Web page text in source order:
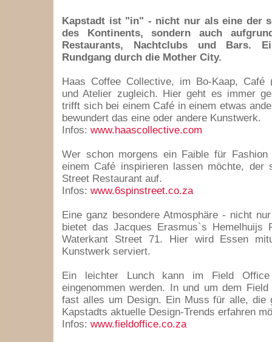
Kapstadt ist "in" - nicht nur als eine der
des Kontinents, sondern auch
Restaurants, Nachtclubs und Bars.
Rundgang durch die Mother City.
Haas Coffee Collective, im Bo-Kaap, Café
und Atelier zugleich. Hier geht es immer
trifft sich bei einem Café in einem etwas
bewundert das eine oder andere Kunstwerk.
Infos: www.haascollective.com
Wer schon morgens ein Faible für
einem Café inspirieren lassen möchte, der
Street Restaurant auf.
Infos: www.6spinstreet.co.za
Eine ganz besondere Atmosphäre - nicht
bietet das Jacques Erasmus`s Hemelhuijs
Waterkant Street 71. Hier wird Essen
Kunstwerk serviert.
Ein leichter Lunch kann im Field
eingenommen werden. In und um dem
fast alles um Design. Ein Muss für alle, die
Kapstadts aktuelle Design-Trends erfahren
Infos: www.fieldoffice.co.za